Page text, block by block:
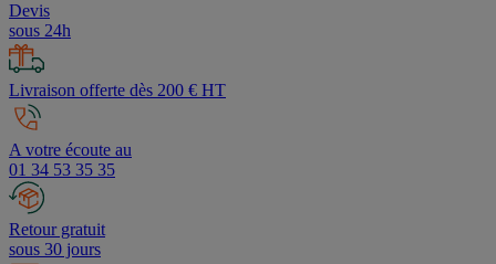
Devis
sous 24h
Livraison offerte dès 200 € HT
A votre écoute au
01 34 53 35 35
Retour gratuit
sous 30 jours